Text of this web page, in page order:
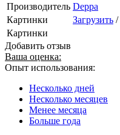
Производитель Deppa
Картинки
Загрузить /
Картинки
Добавить отзыв
Ваша оценка:
Опыт использования:
Несколько дней
Несколько месяцев
Менее месяца
Больше года